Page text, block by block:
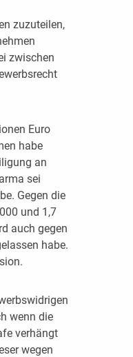
zuzuteilen,
zwischen
Euro
habe
an
sei
Gegen die
und 1,7
auch gegen
habe.
wenn die
verhängt
wegen